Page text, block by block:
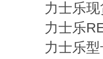
力士乐
力士乐
力士乐